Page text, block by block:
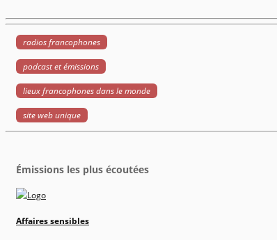
radios francophones
podcast et émissions
lieux francophones dans le monde
site web unique
Émissions les plus écoutées
Affaires sensibles